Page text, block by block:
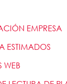
EMPRESA
ESTIMADOS
WEB